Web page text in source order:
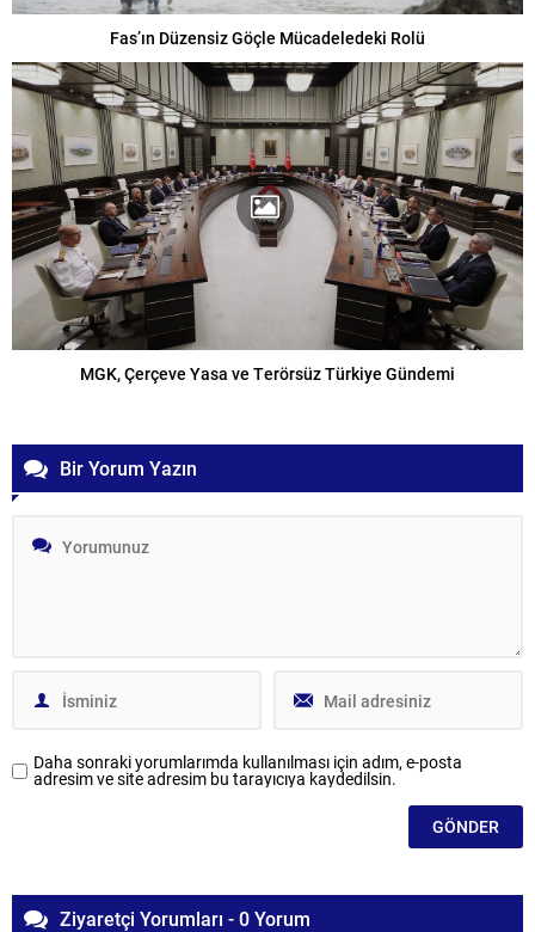
Fas’ın Düzensiz Göçle Mücadeledeki Rolü
MGK, Çerçeve Yasa ve Terörsüz Türkiye Gündemi
Bir Yorum Yazın
Daha sonraki yorumlarımda kullanılması için adım, e-posta
adresim ve site adresim bu tarayıcıya kaydedilsin.
Ziyaretçi Yorumları - 0 Yorum